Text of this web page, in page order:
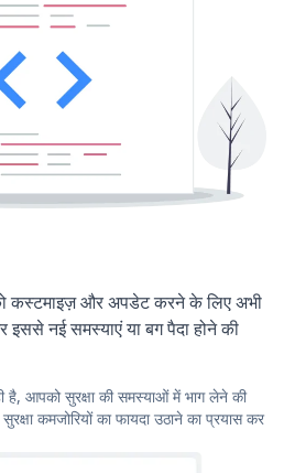
कस्टमाइज़ और अपडेट करने के लिए अभी
नई समस्याएं या बग पैदा होने की
आपको सुरक्षा की समस्याओं में भाग लेने की
कमजोरियों का फायदा उठाने का प्रयास कर